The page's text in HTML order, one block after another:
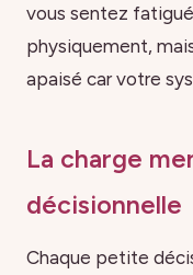
vous sentez
physiquement,
apaisé car votre
La charge
décisionnelle
Chaque petite